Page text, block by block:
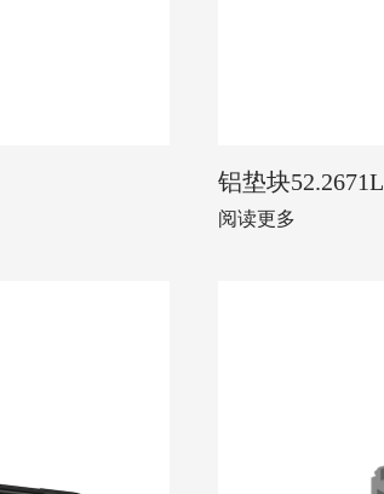
铝垫块52.2671L
阅读更多